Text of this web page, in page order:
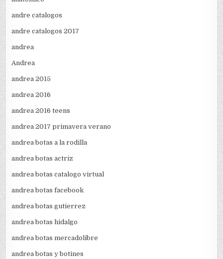
andre catalogos
andre catalogos 2017
andrea
Andrea
andrea 2015
andrea 2016
andrea 2016 teens
andrea 2017 primavera verano
andrea botas a la rodilla
andrea botas actriz
andrea botas catalogo virtual
andrea botas facebook
andrea botas gutierrez
andrea botas hidalgo
andrea botas mercadolibre
andrea botas y botines